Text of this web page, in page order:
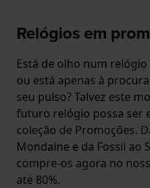
Relógios em
Está de olho num
ou está apenas à
seu pulso? Talvez este
futuro relógio possa ser
coleção de Promoções.
Mondaine e da Fossil ao
compre-os agora no
até 80%.